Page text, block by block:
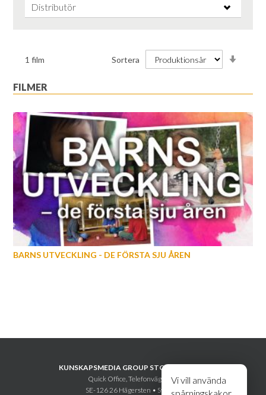
Vi vill använda
Distributör
1 film Sortera
FILMER
BARNS UTVECKLING - DE FÖRSTA SJU ÅREN
KUNSKAPSMEDIA GROUP STOCKHOLM AB
Quick Office, Telefonvägen 30
SE-126 26 Hägersten • Sweden